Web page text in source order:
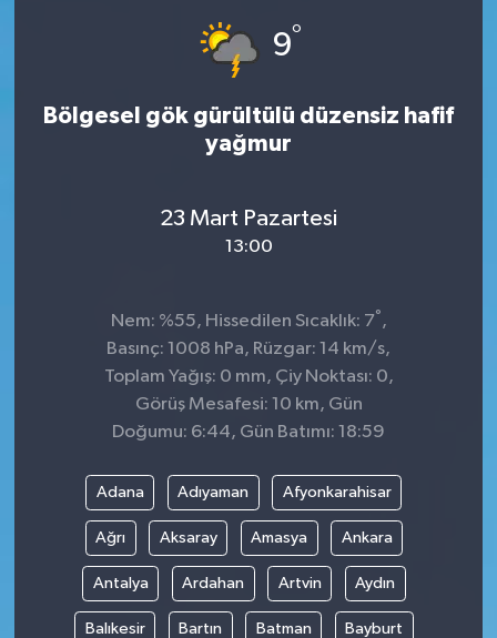
9°
Bölgesel gök gürültülü düzensiz hafif
yağmur
23 Mart Pazartesi
13:00
Nem: %55, Hissedilen Sıcaklık: 7° ,
Basınç: 1008 hPa, Rüzgar: 14 km/s,
Toplam Yağış: 0 mm, Çiy Noktası: 0,
Görüş Mesafesi: 10 km, Gün
Doğumu: 6:44, Gün Batımı: 18:59
Adana Adıyaman Afyonkarahisar
Ağrı Aksaray Amasya Ankara
Antalya Ardahan Artvin Aydın
Balıkesir Bartın Batman Bayburt